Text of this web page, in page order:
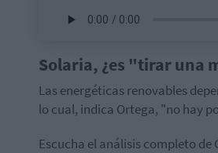
Solaria, ¿es "tirar una
Las energéticas renovables
lo cual, indica Ortega, "no hay
Escucha el análisis completo de